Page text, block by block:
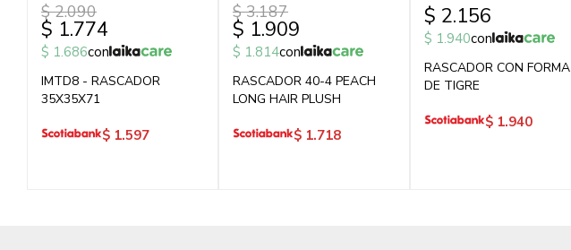
$ 1.774
$ 2.090
$ 1.686con
IMTD8 - RASCADOR
35X35X71
$ 1.597
$ 1.909
$ 3.187
$ 1.814con
RASCADOR 40-4 PEACH
LONG HAIR PLUSH
$ 1.718
$ 2.156
$ 1.940con
RASCADOR CON FORMA
DE TIGRE
$ 1.940